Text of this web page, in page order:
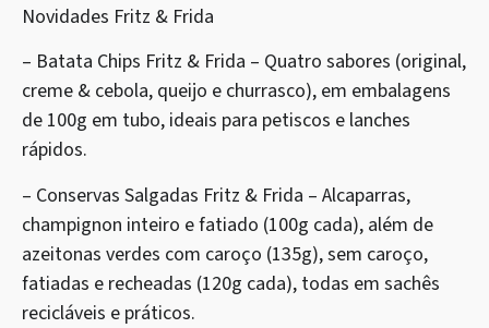
Novidades Fritz & Frida
– Batata Chips Fritz & Frida – Quatro sabores (original,
creme & cebola, queijo e churrasco), em embalagens
de 100g em tubo, ideais para petiscos e lanches
rápidos.
– Conservas Salgadas Fritz & Frida – Alcaparras,
champignon inteiro e fatiado (100g cada), além de
azeitonas verdes com caroço (135g), sem caroço,
fatiadas e recheadas (120g cada), todas em sachês
recicláveis e práticos.